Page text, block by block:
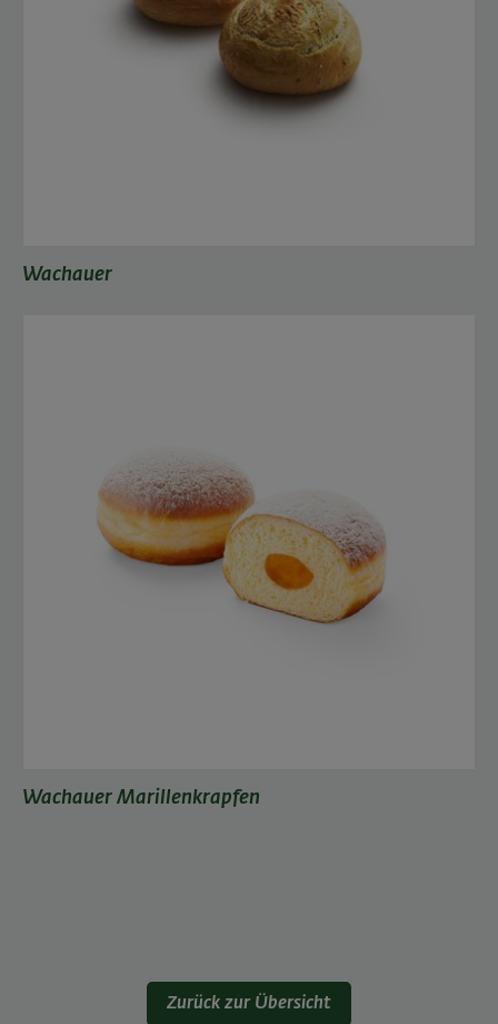
Wachauer
Wachauer Marillenkrapfen
Zurück zur Übersicht